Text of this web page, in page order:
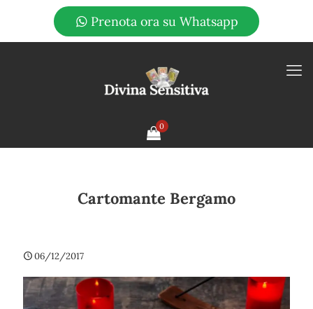
Prenota ora su Whatsapp
0
Cartomante Bergamo
06/12/2017